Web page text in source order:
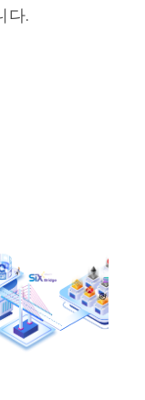
다.